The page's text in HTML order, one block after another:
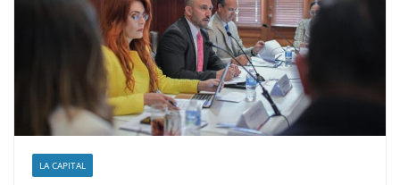
LA CAPITAL